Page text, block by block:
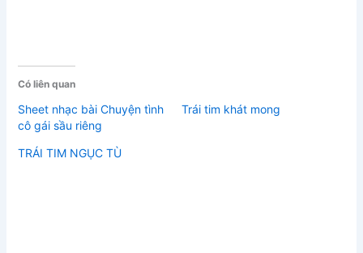
Có liên quan
Sheet nhạc bài Chuyện tình
cô gái sầu riêng
Trái tim khát mong
TRÁI TIM NGỤC TÙ